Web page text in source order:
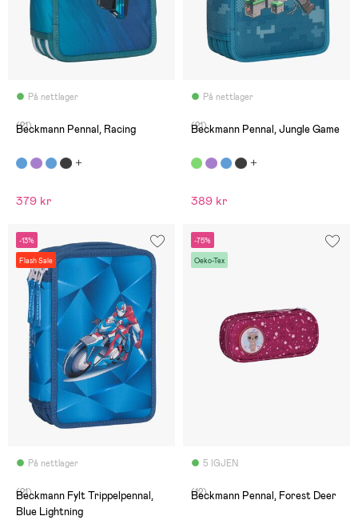
På nettlager
(21)
Beckmann Pennal, Racing
379 kr
På nettlager
(21)
Beckmann Pennal, Jungle Game
389 kr
-13%
Flash Sale
På nettlager
(21)
Beckmann Fylt Trippelpennal,
Blue Lightning
-75%
Oeko-Tex
5 IGJEN
(12)
Beckmann Pennal, Forest Deer